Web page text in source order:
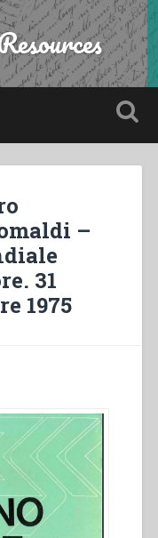
–
31
1975